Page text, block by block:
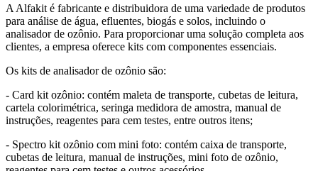
A Alfakit é fabricante e distribuidora de uma variedade de produtos
para análise de água, efluentes, biogás e solos, incluindo o
analisador de ozônio. Para proporcionar uma solução completa aos
clientes, a empresa oferece kits com componentes essenciais.
Os kits de analisador de ozônio são:
- Card kit ozônio: contém maleta de transporte, cubetas de leitura,
cartela colorimétrica, seringa medidora de amostra, manual de
instruções, reagentes para cem testes, entre outros itens;
- Spectro kit ozônio com mini foto: contém caixa de transporte,
cubetas de leitura, manual de instruções, mini foto de ozônio,